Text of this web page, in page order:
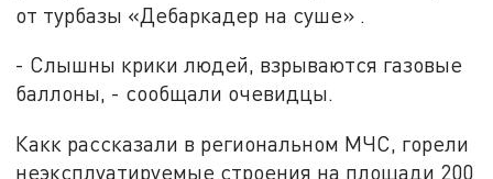
от турбазы «Дебаркадер на суше» .
- Слышны крики людей, взрываются газовые
баллоны, - сообщали очевидцы.
Какк рассказали в региональном МЧС, горели
неэксплуатируемые строения на площади 200